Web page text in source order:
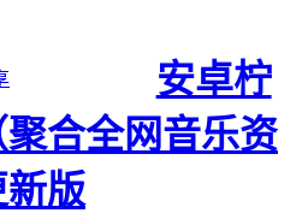
安卓柠
合全网音乐资
新版